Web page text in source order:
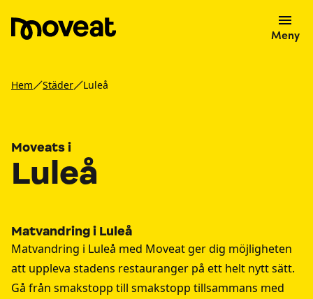
Meny
Hem Städer Luleå
Moveats i
Luleå
Matvandring i Luleå
Matvandring i Luleå med Moveat ger dig möjligheten
att uppleva stadens restauranger på ett helt nytt sätt.
Gå från smakstopp till smakstopp tillsammans med